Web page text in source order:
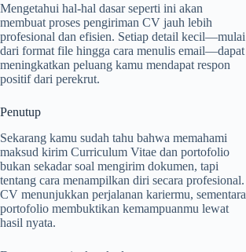
Mengetahui hal-hal dasar seperti ini akan
membuat proses pengiriman CV jauh lebih
profesional dan efisien. Setiap detail kecil—mulai
dari format file hingga cara menulis email—dapat
meningkatkan peluang kamu mendapat respon
positif dari perekrut.
Penutup
Sekarang kamu sudah tahu bahwa memahami
maksud kirim Curriculum Vitae dan portofolio
bukan sekadar soal mengirim dokumen, tapi
tentang cara menampilkan diri secara profesional.
CV menunjukkan perjalanan kariermu, sementara
portofolio membuktikan kemampuanmu lewat
hasil nyata.